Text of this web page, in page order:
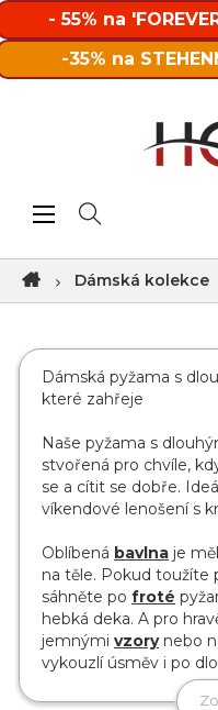
- 55% na
-35% na
Toggle navigation
☰
Dámská kolekce
Dámská pyžama s
které zahřeje
Naše pyžama s
stvořená pro chvíle,
se a cítit se dobře.
víkendové lenošení s
Oblíbená bavlna je
na těle. Pokud toužíte
sáhněte po froté
hebká deka. A pro
jemnými vzorynebo
vykouzlí úsměv i po